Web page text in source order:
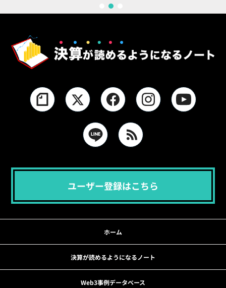
ユーザー登録はこちら
ホーム
決算が読めるようになるノート
Web3事例データベース